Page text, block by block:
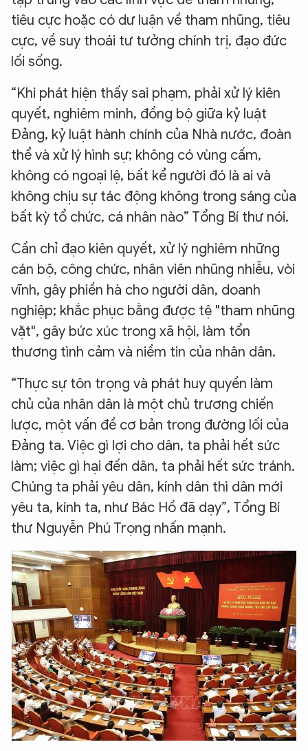
tiêu cực hoặc có dư luận về tham nhũng, tiêu
cực, về suy thoái tư tưởng chính trị, đạo đức
lối sống.
“Khi phát hiện thấy sai phạm, phải xử lý kiên
quyết, nghiêm minh, đồng bộ giữa kỷ luật
Đảng, kỷ luật hành chính của Nhà nước, đoàn
thể và xử lý hình sự; không có vùng cấm,
không có ngoại lệ, bất kể người đó là ai và
không chịu sự tác động không trong sáng của
bất kỳ tổ chức, cá nhân nào” Tổng Bí thư nói.
Cần chỉ đạo kiên quyết, xử lý nghiêm những
cán bộ, công chức, nhân viên nhũng nhiễu, vòi
vĩnh, gây phiền hà cho người dân, doanh
nghiệp; khắc phục bằng được tệ "tham nhũng
vặt", gây bức xúc trong xã hội, làm tổn
thương tình cảm và niềm tin của nhân dân.
“Thực sự tôn trọng và phát huy quyền làm
chủ của nhân dân là một chủ trương chiến
lược, một vấn đề cơ bản trong đường lối của
Đảng ta. Việc gì lợi cho dân, ta phải hết sức
làm; việc gì hại đến dân, ta phải hết sức tránh.
Chúng ta phải yêu dân, kính dân thì dân mới
yêu ta, kính ta, như Bác Hồ đã dạy”, Tổng Bí
thư Nguyễn Phú Trọng nhấn mạnh.
An Ninh Thủ Đô nhé. Tôi sẵn sàng hỗ trợ!